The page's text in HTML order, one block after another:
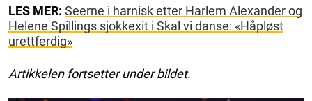
LES MER: Seerne i harnisk etter Harlem Alexander og
Helene Spillings sjokkexit i Skal vi danse: «Håpløst
urettferdig»
Artikkelen fortsetter under bildet.